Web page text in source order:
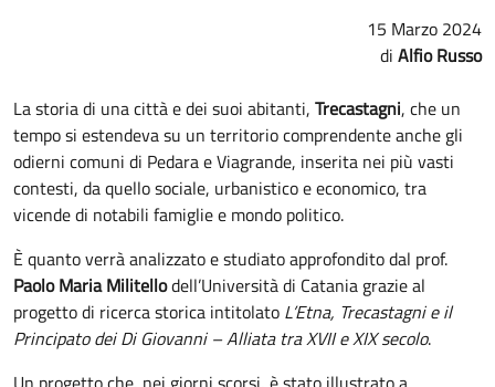
15 Marzo 2024
Alfio Russo
La storia di una città e dei suoi abitanti, Trecastagni, che un
tempo si estendeva su un territorio comprendente anche gli
odierni comuni di Pedara e Viagrande, inserita nei più vasti
contesti, da quello sociale, urbanistico e economico, tra
vicende di notabili famiglie e mondo politico.
È quanto verrà analizzato e studiato approfondito dal prof.
Paolo Maria Militellodell’Università di Catania grazie al
progetto di ricerca storica intitolato L’Etna, Trecastagni e il
Principato dei Di Giovanni – Alliata tra XVII e XIX secolo.